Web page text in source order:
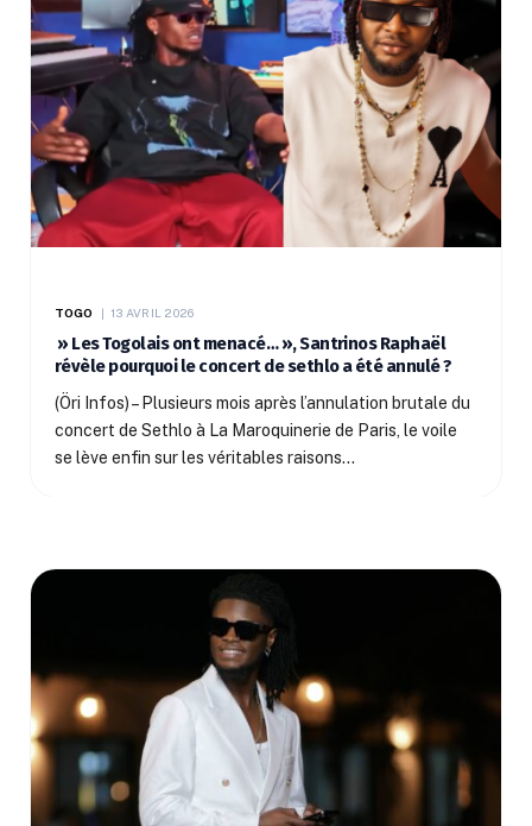
TOGO 13 AVRIL 2026
» Les Togolais ont menacé… », Santrinos Raphaël
révèle pourquoi le concert de sethlo a été annulé ?
(Öri Infos) – Plusieurs mois après l’annulation brutale du
concert de Sethlo à La Maroquinerie de Paris, le voile
se lève enfin sur les véritables raisons…